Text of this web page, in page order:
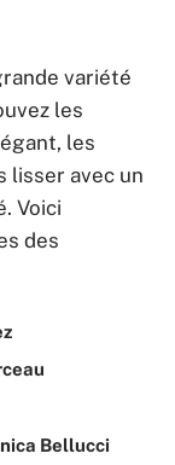
variété
les
les
lisser avec un
Voici
des
Bellucci